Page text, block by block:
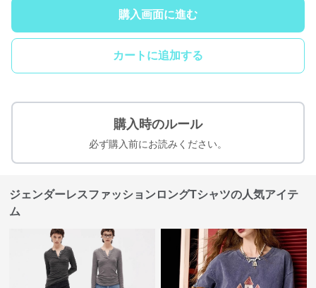
購入画面に進む
カートに追加する
購入時のルール
必ず購入前にお読みください。
ジェンダーレスファッションロングTシャツの人気アイテ
ム